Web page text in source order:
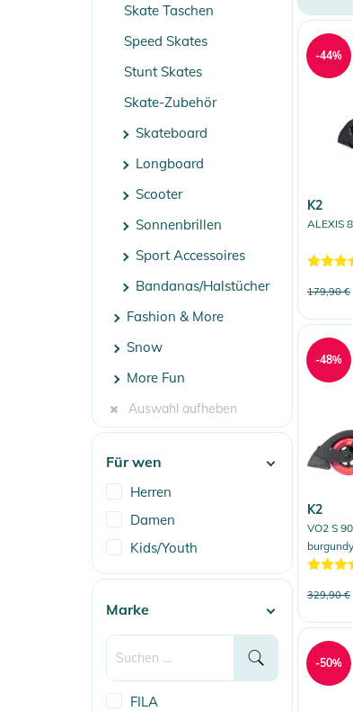
Skate Taschen
Speed Skates
Stunt Skates
Skate-Zubehör
Skateboard
Longboard
Scooter
Sonnenbrillen
Sport Accessoires
Bandanas/Halstücher
Fashion & More
Snow
More Fun
Auswahl aufheben
Für wen
Herren
Damen
Kids/Youth
Marke
FILA
K2
ALEXIS
179,90 €
-44%
K2
VO2 S
329,90 €
-48%
-50%